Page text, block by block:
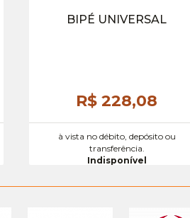
BIPÉ UNIVERSAL
R$ 228,08
à vista no débito, depósito ou
transferência.
Indisponível